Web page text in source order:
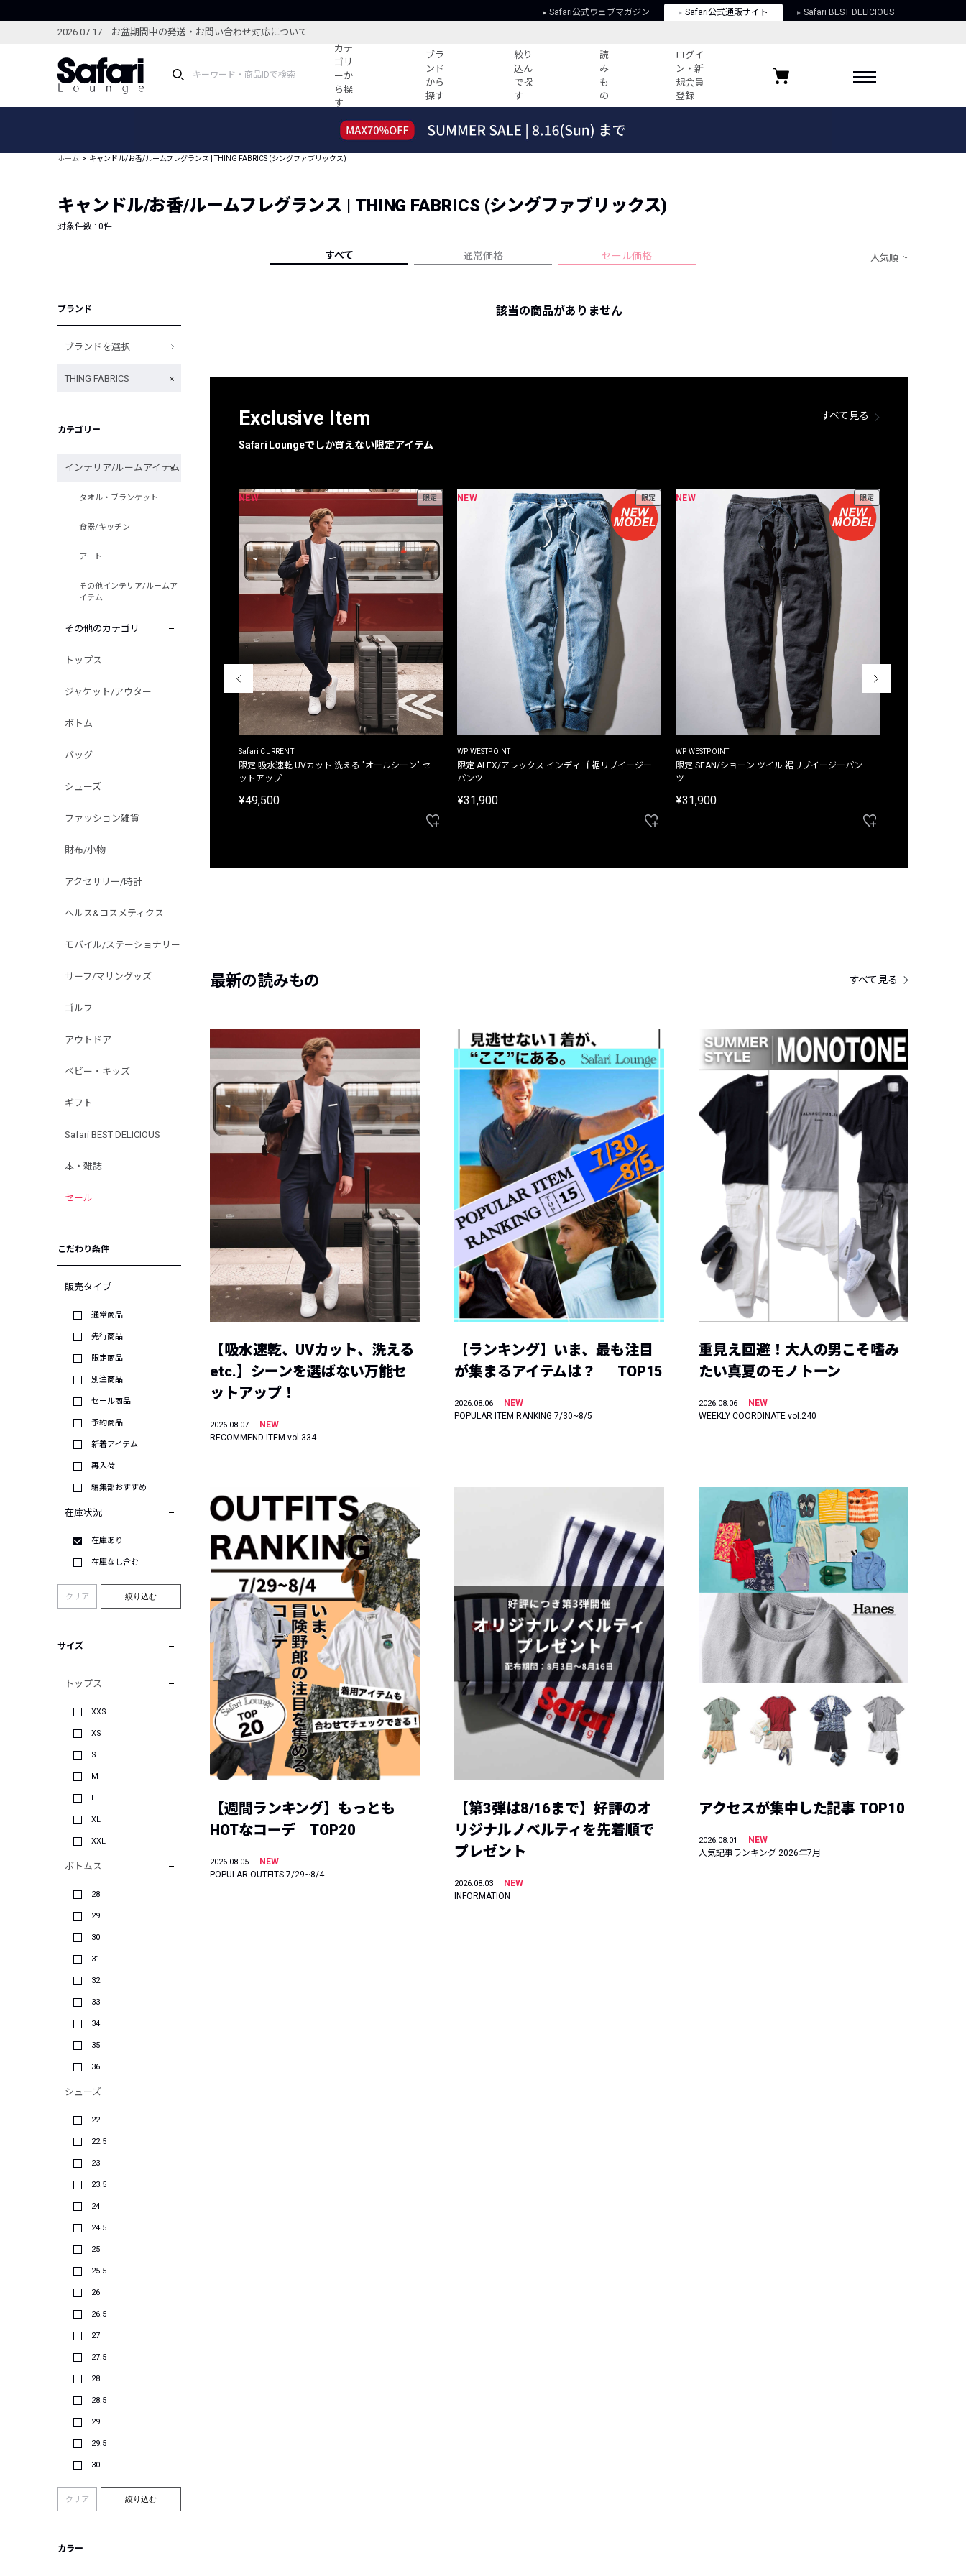
Safari公式ウェブマガジン Safari公式通販サイト Safari BEST DELICIOUS
2026.07.17 お盆期間中の発送・お問い合わせ対応について
カテ
ゴリ
ーか
ら探
す
ブラ
ンド
から
探す
絞り
込ん
で探
す
読
み
も
の
ログイ
ン・新
規会員
登録
ブランドから探す
新着アイテム
編集部のおすすめアイテム
特集記事
コーディネート
すべての記事
HOTなコーデ TOP20
人気記事ランキング
フォーカスブランド
よくある質問
プライバシーポリシー
お気に入りブランド
ホーム キャンドル/お香/ルームフレグランス | THING FABRICS (シングファブリックス)
キャンドル/お香/ルームフレグランス | THING FABRICS (シングファブリックス)
対象件数 : 0件
すべて 通常価格 セール価格 人気順
ブランド
ブランドを選択
THING FABRICS
カテゴリー
インテリア/ルームアイテム
タオル・ブランケット
食器/キッチン
アート
その他インテリア/ルームア
イテム
その他のカテゴリ
トップス
ジャケット/アウター
ボトム
バッグ
シューズ
ファッション雑貨
財布/小物
アクセサリー/時計
ヘルス&コスメティクス
モバイル/ステーショナリー
サーフ/マリングッズ
ゴルフ
アウトドア
ベビー・キッズ
ギフト
Safari BEST DELICIOUS
本・雑誌
セール
こだわり条件
販売タイプ
通常商品
先行商品
限定商品
別注商品
セール商品
予約商品
新着アイテム
再入荷
編集部おすすめ
在庫状況
在庫あり
在庫なし含む
クリア 絞り込む
サイズ
トップス
XXS
XS
S
M
L
XL
XXL
ボトムス
28
29
30
31
32
33
34
35
36
シューズ
22
22.5
23
23.5
24
24.5
25
25.5
26
26.5
27
27.5
28
28.5
29
29.5
30
クリア 絞り込む
カラー
該当の商品がありません
Exclusive Item
Safari Loungeでしか買えない限定アイテム
すべて見る
NEW 限定
Safari CURRENT
限定 吸水速乾 UVカット 洗える "オールシーン" セ
ットアップ
¥49,500
NEW 限定
WP WESTPOINT
限定 ALEX/アレックス インディゴ 裾リブイージー
パンツ
¥31,900
NEW 限定
WP WESTPOINT
限定 SEAN/ショーン ツイル 裾リブイージーパン
ツ
¥31,900
最新の読みもの すべて見る
【吸水速乾、UVカット、洗える
etc.】シーンを選ばない万能セ
ットアップ！
2026.08.07
NEW
RECOMMEND ITEM vol.334
【ランキング】いま、最も注目
が集まるアイテムは？ ｜ TOP15
2026.08.06
NEW
POPULAR ITEM RANKING 7/30~8/5
重見え回避！大人の男こそ嗜み
たい真夏のモノトーン
2026.08.06
NEW
WEEKLY COORDINATE vol.240
【週間ランキング】もっとも
HOTなコーデ｜TOP20
2026.08.05
NEW
POPULAR OUTFITS 7/29~8/4
【第3弾は8/16まで】好評のオ
リジナルノベルティを先着順で
プレゼント
2026.08.03
NEW
INFORMATION
アクセスが集中した記事 TOP10
2026.08.01
NEW
人気記事ランキング 2026年7月